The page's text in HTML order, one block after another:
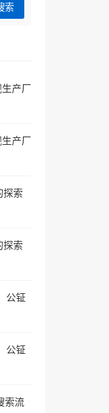
索
产厂
产厂
探索
探索
公钲
公钲
索流